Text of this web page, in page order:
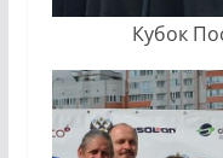
Кубок